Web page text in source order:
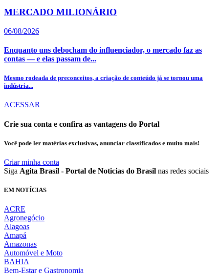
MERCADO MILIONÁRIO
06/08/2026
Enquanto uns debocham do influenciador, o mercado faz as
contas — e elas passam de...
Mesmo rodeada de preconceitos, a criação de conteúdo já se tornou uma
indústria...
ACESSAR
Crie sua conta e confira as vantagens do Portal
Você pode ler matérias exclusivas, anunciar classificados e muito mais!
Criar minha conta
Siga Agita Brasil - Portal de Noticias do Brasil nas redes sociais
EM NOTÍCIAS
ACRE
Agronegócio
Alagoas
Amapá
Amazonas
Automóvel e Moto
BAHIA
Bem-Estar e Gastronomia